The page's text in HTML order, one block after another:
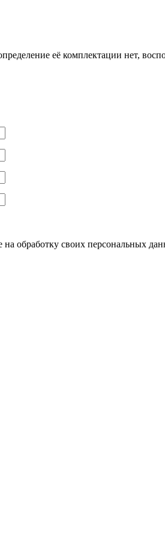
её комплектации нет,
обработку своих персональных